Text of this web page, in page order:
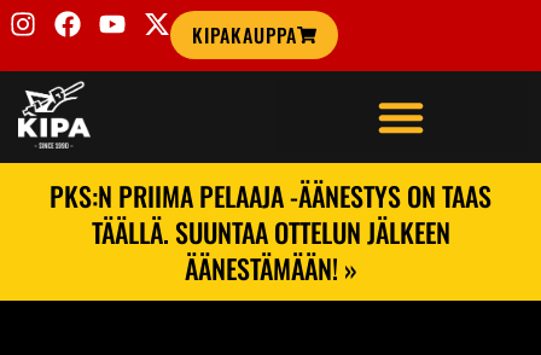
KIPAKAUPPA
PKS:N PRIIMA PELAAJA -ÄÄNESTYS ON TAAS
TÄÄLLÄ. SUUNTAA OTTELUN JÄLKEEN
ÄÄNESTÄMÄÄN! »